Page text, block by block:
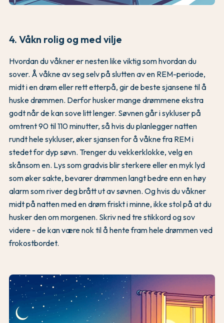
4. Våkn rolig og med vilje
Hvordan du våkner er nesten like viktig som hvordan du
sover. Å våkne av seg selv på slutten av en REM-periode,
midt i en drøm eller rett etterpå, gir de beste sjansene til å
huske drømmen. Derfor husker mange drømmene ekstra
godt når de kan sove litt lenger. Søvnen går i sykluser på
omtrent 90 til 110 minutter, så hvis du planlegger natten
rundt hele sykluser, øker sjansen for å våkne fra REM i
stedet for dyp søvn. Trenger du vekkerklokke, velg en
skånsom en. Lys som gradvis blir sterkere eller en myk lyd
som øker sakte, bevarer drømmen langt bedre enn en høy
alarm som river deg brått ut av søvnen. Og hvis du våkner
midt på natten med en drøm friskt i minne, ikke stol på at du
husker den om morgenen. Skriv ned tre stikkord og sov
videre - de kan være nok til å hente fram hele drømmen ved
frokostbordet.